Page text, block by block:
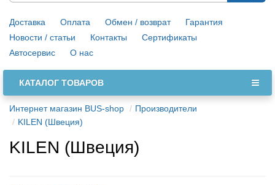
Доставка Оплата Обмен / возврат
Гарантия
Новости / статьи
Контакты
Сертификаты
Автосервис
О нас
КАТАЛОГ ТОВАРОВ
Интернет магазин BUS-shop
Производители
KILEN (Швеция)
KILEN (Швеция)